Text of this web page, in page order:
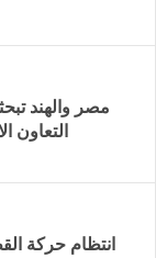
مصر والهند
التعاون
انتظام حركة